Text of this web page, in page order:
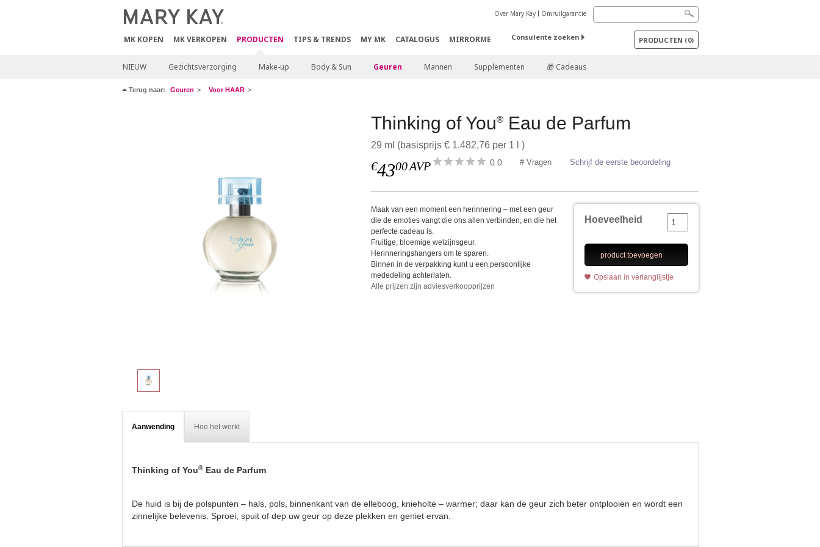
MK KOPEN MK VERKOPEN PRODUCTEN TIPS & TRENDS MY MK CATALOGUS MIRRORME
Over Mary Kay Omruilgarantie
Consulente zoeken PRODUCTEN (0)
NIEUW Gezichtsverzorging Make-up Body & Sun Geuren Mannen Supplementen 🎁 Cadeaus
Terug naar: Geuren Voor HAAR
Thinking of You® Eau de Parfum
29 ml (basisprijs € 1.482,76 per 1 l )
€4300AVP 0.0 # Vragen Schrijf de eerste beoordeling
Hoeveelheid
product toevoegen
Opslaan in verlanglijstje
Maak van een moment een herinnering – met een geur
die de emoties vangt die ons allen verbinden, en die het
perfecte cadeau is.
Fruitige, bloemige welzijnsgeur.
Herinneringshangers om te sparen.
Binnen in de verpakking kunt u een persoonlijke
mededeling achterlaten.
Alle prijzen zijn adviesverkoopprijzen
Aanwending Hoe het werkt
Thinking of You®Eau de Parfum
De huid is bij de polspunten – hals, pols, binnenkant van de elleboog, knieholte – warmer; daar kan de geur zich beter ontplooien en wordt een
zinnelijke belevenis. Sproei, spuit of dep uw geur op deze plekken en geniet ervan.